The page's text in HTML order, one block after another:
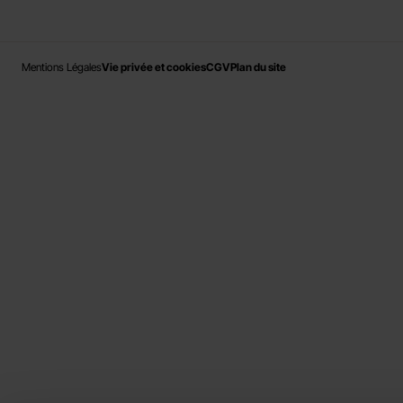
Mentions LégalesVie privée et cookiesCGVPlan du site